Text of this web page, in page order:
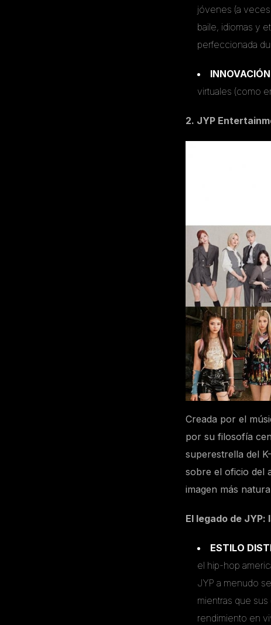
jóvenes (a
baile, idiomas y
perfeccionada
INNOVACIÓN
virtuales (como
2. JYP
Creada por el
por su filosofía
superestrella del
sobre el oficio del
imagen más
El legado de
ESTILO
el hip-hop
JYP a menudo
mientras que
rendimiento en